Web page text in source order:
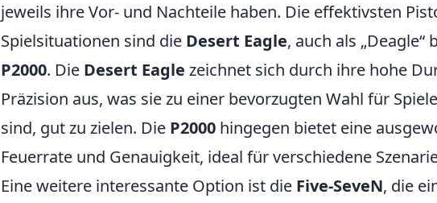
jeweils ihre Vor- und Nachteile haben. Die effektivsten
Spielsituationen sind die Desert Eagle, auch als „Deagle“
P2000. Die Desert Eagle zeichnet sich durch ihre hohe
Präzision aus, was sie zu einer bevorzugten Wahl für
sind, gut zu zielen. Die P2000 hingegen bietet eine
Feuerrate und Genauigkeit, ideal für verschiedene
Eine weitere interessante Option ist die Five-SeveN, die